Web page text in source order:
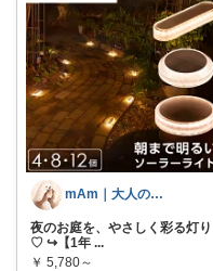
mAm｜大人のご褒美セレクト
夜のお庭を、やさしく彩る灯り
♡ ↪︎【1年 ...
￥ 5,780～